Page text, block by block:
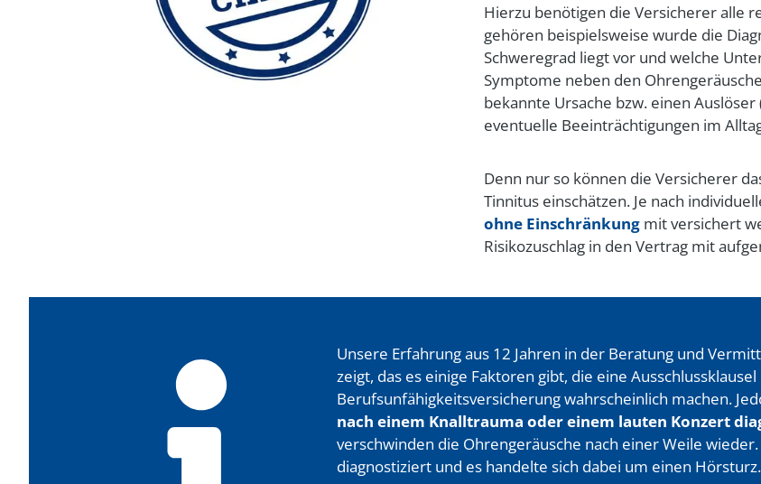
Hierzu benötigen die Versicherer alle
gehören beispielsweise wurde die
Schweregrad liegt vor und welche
Symptome neben den
bekannte Ursache bzw. einen
eventuelle Beeinträchtigungen im
Denn nur so können die Versicherer
Tinnitus einschätzen. Je nach
ohne Einschränkungmit versichert
Risikozuschlag in den Vertrag mit
Unsere Erfahrung aus 12 Jahren in der Beratung und
zeigt, das es einige Faktoren gibt, die eine
Berufsunfähigkeitsversicherung wahrscheinlich machen.
nach einem Knalltrauma oder einem lauten Konzert
verschwinden die Ohrengeräusche nach einer Weile
diagnostiziert und es handelte sich dabei um einen Hörsturz.